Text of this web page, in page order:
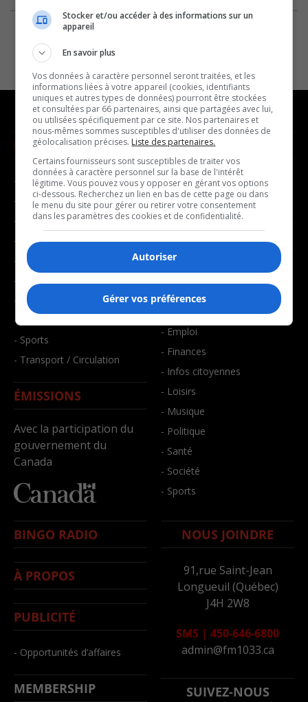
NOUVELLES
- Affaires municipales
- Communauté / Social
- Culture
- Économie
- Éducation
- Environnement
- Faits divers
- Santé et bien-être
- Sports
- Transport / Circulation
ÉMISSIONS
Avec la participation du
gouvernement du
Canada
MUSIQUE
- Décompte franco
- Joué récemment
BALADOS
- Affaires
- Art de vivre
- Bien-être
- Emploi
- Finances
- Infos citoyennes
- Loisirs
- Musique
- Politique
- Santé
- Société
- Sports
BINGO RADIO
À PROPOS
PUBLICITÉ
- Opportunités d’affaires
MEMBERSHIP
NOUS JOINDRE
91,rue Saint-Jean
Longueuil (Québec)
J4H 2W8
SMS | 450-646-6800
admin@fm1033.ca
SUIVEZ-NOUS
Stocker et/ou accéder à des informations sur un
appareil
En savoir plus
Vos données à caractère personnel seront traitées, et les
informations liées à votre appareil (cookies, identifiants
uniques et autres types de données) pourront être stockées
et consultées par 66 partenaires, ainsi que partagées avec lui,
ou utilisées spécifiquement par ce site. Nos partenaires et
nous-mêmes sommes susceptibles d'utiliser des données de
géolocalisation précises. Liste des partenaires.
Certains fournisseurs sont susceptibles de traiter vos
données à caractère personnel sur la base de l'intérêt
légitime. Vous pouvez vous y opposer en gérant vos options
ci-dessous. Recherchez un lien en bas de cette page ou dans
le menu du site pour gérer ou retirer votre consentement
dans les paramètres des cookies et de confidentialité.
Autoriser
Gérer vos préférences